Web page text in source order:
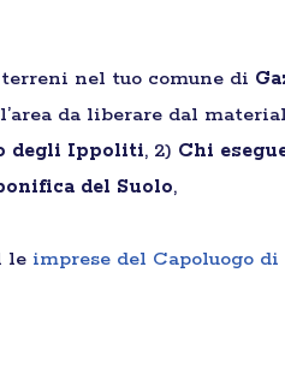
nel tuo comune di
da liberare dal
degli Ippoliti, 2) Chi
del Suolo,
le imprese del Capoluogo